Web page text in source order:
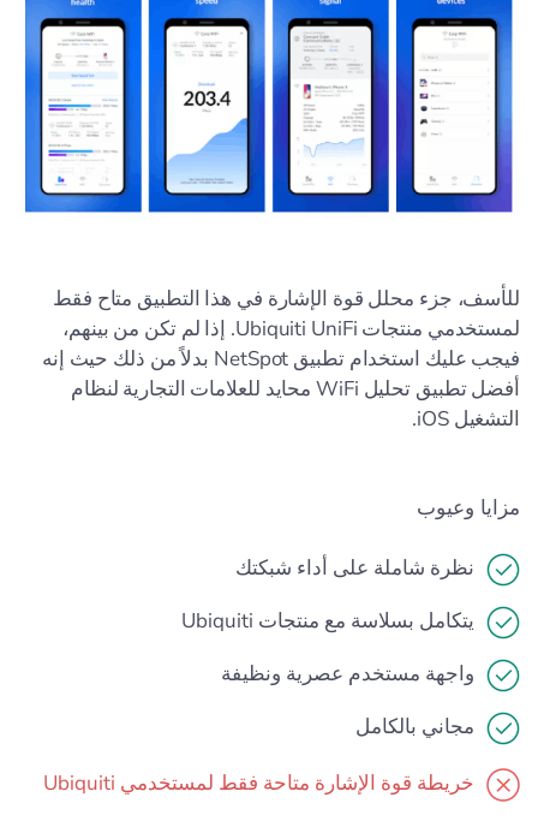
للأسف، جزء محلل قوة الإشارة في هذا التطبيق متاح فقط
لمستخدمي منتجات Ubiquiti UniFi. إذا لم تكن من بينهم،
فيجب عليك استخدام تطبيق NetSpot بدلاً من ذلك حيث إنه
أفضل تطبيق تحليل WiFi محايد للعلامات التجارية لنظام
التشغيل iOS.
مزايا وعيوب
نظرة شاملة على أداء شبكتك
يتكامل بسلاسة مع منتجات Ubiquiti
واجهة مستخدم عصرية ونظيفة
مجاني بالكامل
خريطة قوة الإشارة متاحة فقط لمستخدمي Ubiquiti